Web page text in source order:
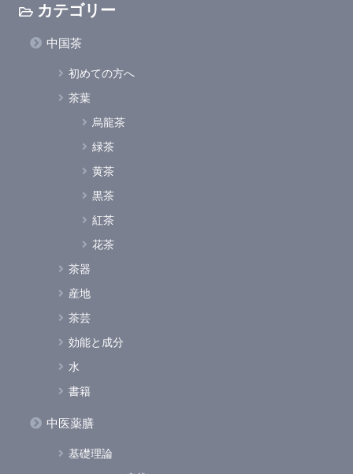
カテゴリー
中国茶
初めての方へ
茶葉
烏龍茶
緑茶
黄茶
黒茶
紅茶
花茶
茶器
産地
茶芸
効能と成分
水
書籍
中医薬膳
基礎理論